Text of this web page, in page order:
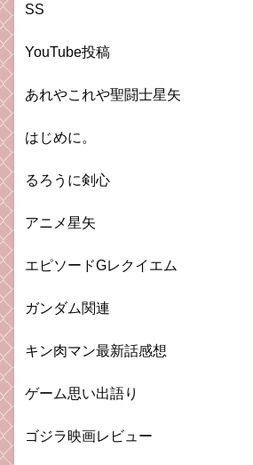
SS
YouTube投稿
あれやこれや聖闘士星矢
はじめに。
るろうに剣心
アニメ星矢
エピソードGレクイエム
ガンダム関連
キン肉マン最新話感想
ゲーム思い出語り
ゴジラ映画レビュー